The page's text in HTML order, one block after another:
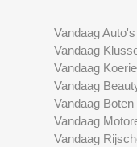
Vandaag Auto's
Vandaag
Vandaag
Vandaag
Vandaag Boten
Vandaag
Vandaag